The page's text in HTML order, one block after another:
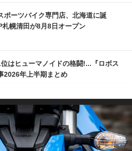
ポーツバイク専門店、北海道に誕
札幌清田が8月8日オープン
はヒューマノイドの格闘!...『ロボス
2026年上半期まとめ